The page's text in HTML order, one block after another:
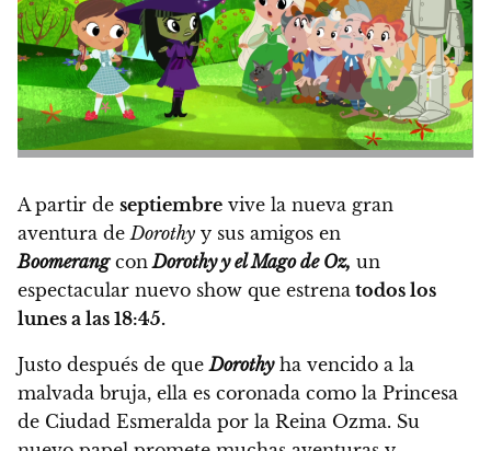
A partir de septiembre vive la nueva gran
aventura deDorothy y sus amigos en
Boomerang conDorothy y el Mago de Oz, un
espectacular nuevo show que estrena todos los
lunes a las 18:45.
Justo después de queDorothyha vencido a la
malvada bruja, ella es coronada como la Princesa
de Ciudad Esmeralda por la Reina Ozma. Su